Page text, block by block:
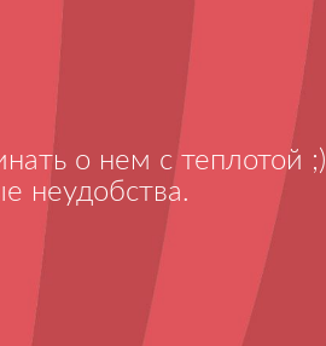
о нем с теплотой ;)
неудобства.